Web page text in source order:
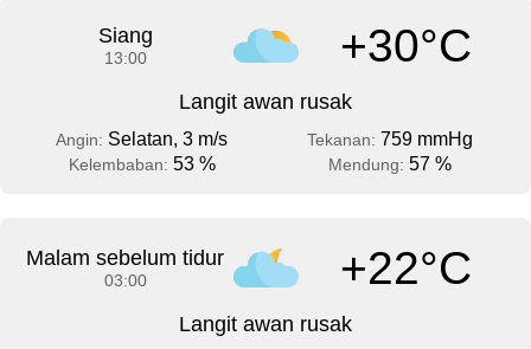
Siang
13:00 +30°C
Langit awan rusak
Angin: Selatan, 3 m/s Tekanan: 759 mmHg
Kelembaban: 53 % Mendung: 57 %
Malam sebelum tidur
03:00 +22°C
Langit awan rusak